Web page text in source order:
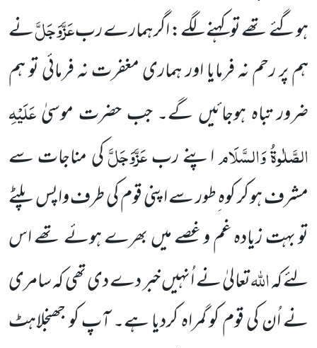
ہوگئے تھے تو کہنے لگے: اگر ہمارے ربعَزَّوَجَلَّنے
ہم پر رحم نہ فرمایا اور ہماری مغفرت نہ فرمائی تو ہم
ضرور تباہ ہوجائیں گے۔ جب حضرت موسیٰعَلَیْہِ
الصَّلٰوۃُ وَالسَّلَاماپنے ربعَزَّوَجَلَّکی مناجات سے
مشرف ہو کر کوہ ِطور سے اپنی قوم کی طرف واپس پلٹے
تو بہت زیادہ غم و غصے میں بھرے ہوئے تھے اس
لئے کہاللہتعالیٰ نے اُنہیں خبر دے دی تھی کہ سامری
نے اُن کی قوم کو گمراہ کردیا ہے۔ آپ کو جھنجلاہٹ